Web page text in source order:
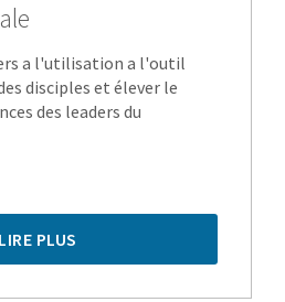
a l'utilisation a l'outil
disciples et élever le
des leaders du
LIRE PLUS